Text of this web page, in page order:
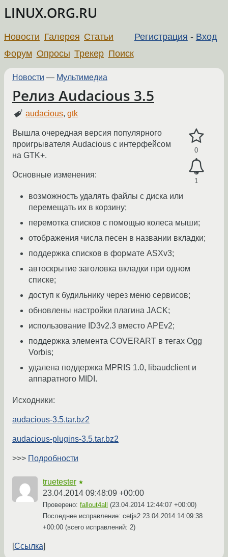
LINUX.ORG.RU
Регистрация - Вход
Новости Галерея Статьи
Форум Опросы Трекер Поиск
Новости — Мультимедиа
Релиз Audacious 3.5
audacious,gtk
0
1
Вышла очередная версия популярного
проигрывателя Audacious с интерфейсом
на GTK+.
Основные изменения:
возможность удалять файлы с диска или
перемещать их в корзину;
перемотка списков с помощью колеса мыши;
отображения числа песен в названии вкладки;
поддержка списков в формате ASXv3;
автоскрытие заголовка вкладки при одном
списке;
доступ к будильнику через меню сервисов;
обновлены настройки плагина JACK;
использование ID3v2.3 вместо APEv2;
поддержка элемента COVERART в тегах Ogg
Vorbis;
удалена поддержка MPRIS 1.0, libaudclient и
аппаратного MIDI.
Исходники:
audacious-3.5.tar.bz2
audacious-plugins-3.5.tar.bz2
>>> Подробности
truetester ★
23.04.2014 09:48:09 +00:00
Проверено: fallout4all (23.04.2014 12:44:07 +00:00)
Последнее исправление: cetjs2 23.04.2014 14:09:38
+00:00 (всего исправлений: 2)
Ссылка